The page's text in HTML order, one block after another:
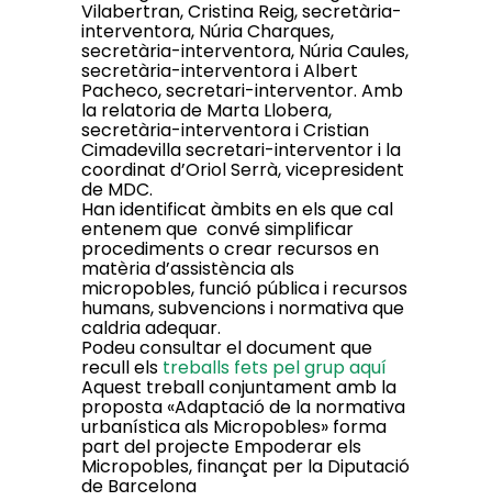
Vilabertran, Cristina Reig, secretària-
interventora, Núria Charques,
secretària-interventora, Núria Caules,
secretària-interventora i Albert
Pacheco, secretari-interventor. Amb
la relatoria de Marta Llobera,
secretària-interventora i Cristian
Cimadevilla secretari-interventor i la
coordinat d’Oriol Serrà, vicepresident
de MDC.
Han identificat àmbits en els que cal
entenem que convé simplificar
procediments o crear recursos en
matèria d’assistència als
micropobles, funció pública i recursos
humans, subvencions i normativa que
caldria adequar.
Podeu consultar el document que
recull els treballs fets pel grup aquí
Aquest treball conjuntament amb la
proposta «Adaptació de la normativa
urbanística als Micropobles» forma
part del projecte Empoderar els
Micropobles, finançat per la Diputació
de Barcelona